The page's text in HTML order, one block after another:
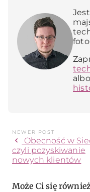
NEWER POST
chevron_left
Obecność w
czyli pozyskiwanie
nowych klientów
Może Ci się